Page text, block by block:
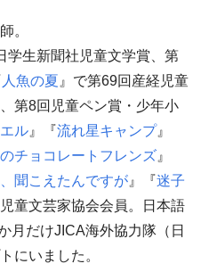
。
学生新聞社児童文学賞、第
人魚の夏 』で第69回産経児童
第8回児童ペン賞・少年小
ル』『流れ星キャンプ』
チョコレートフレンズ』
聞こえたんですが』『迷子
童文芸家協会会員。日本語
月だけJICA海外協力隊（日
にいました。